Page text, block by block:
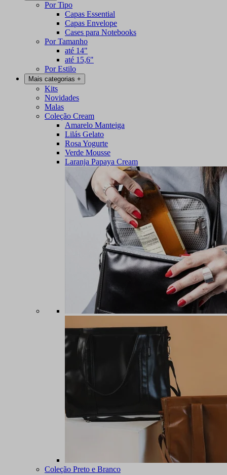
Por Tipo
Capas Essential
Capas Envelope
Cases para Notebooks
Por Tamanho
até 14"
até 15,6"
Por Estilo
Mais categorias +
Kits
Novidades
Malas
Coleção Cream
Amarelo Manteiga
Lilás Gelato
Rosa Yogurte
Verde Mousse
Laranja Papaya Cream
Coleção Preto e Branco